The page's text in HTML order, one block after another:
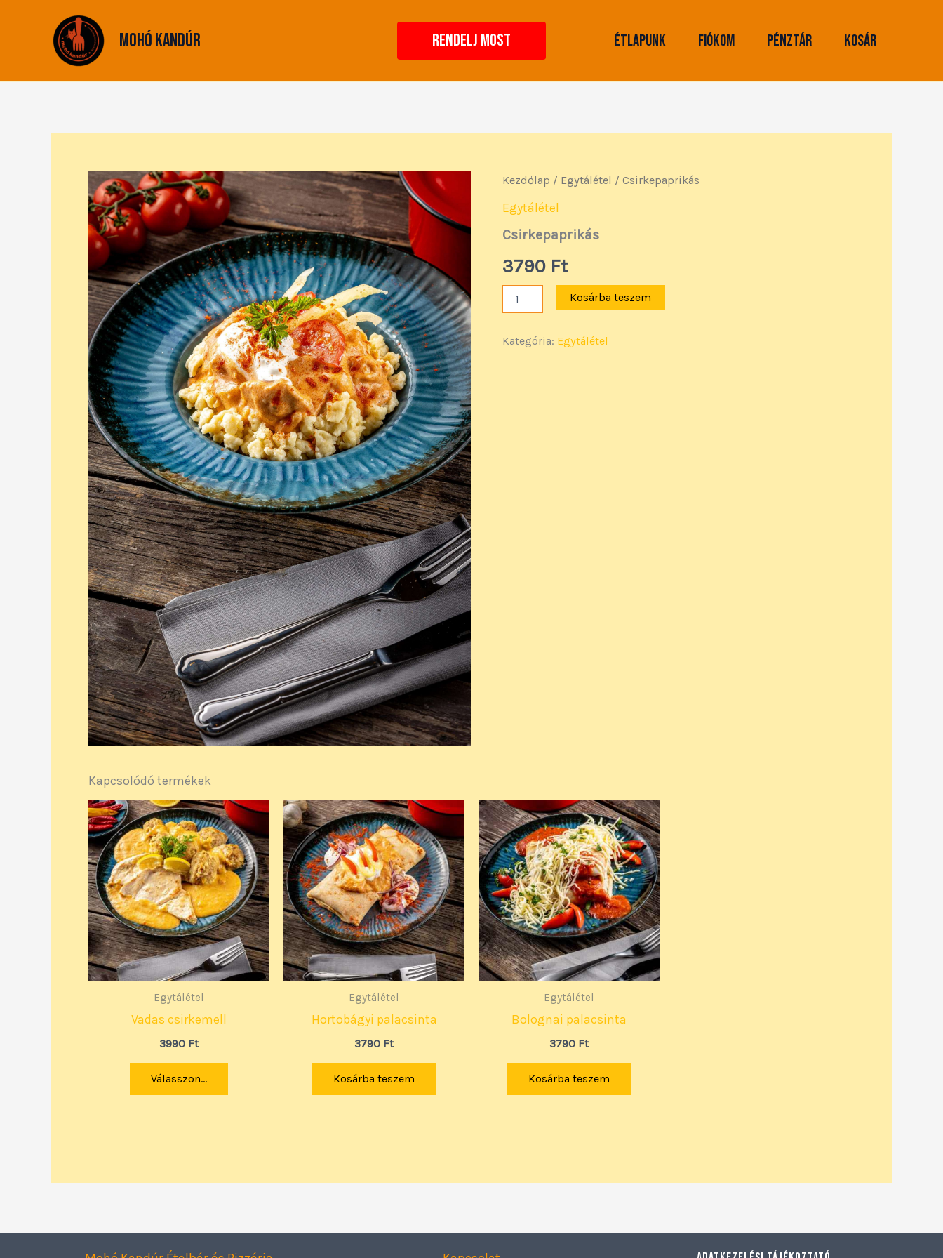
Mohó Kandúr RENDELJ MOST Étlapunk Fiókom Pénztár Kosár
Kezdőlap / Egytálétel / Csirkepaprikás
Egytálétel
Csirkepaprikás
3790 Ft
Csirkepaprikás
mennyiség
Kosárba teszem
Kategória: Egytálétel
Kapcsolódó termékek
Egytálétel
Vadas csirkemell
3990 Ft
Válasszon...
Egytálétel
Hortobágyi palacsinta
3790 Ft
Kosárba teszem
Egytálétel
Bolognai palacsinta
3790 Ft
Kosárba teszem